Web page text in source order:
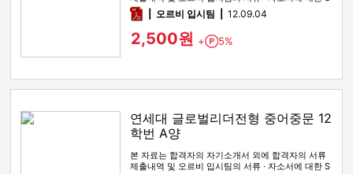
WOT 분석이 포함돼 …
pdf오르비 입시팀 12.09.04
2,500원 + Point
5%
연세대 글로벌리더전형 중어중문 12
학번 A양
본 자료는 합격자의 자기소개서 외에 합격자의 서류
제출내역 및 오르비 입시팀의 서류 · 자소서에 대한 S